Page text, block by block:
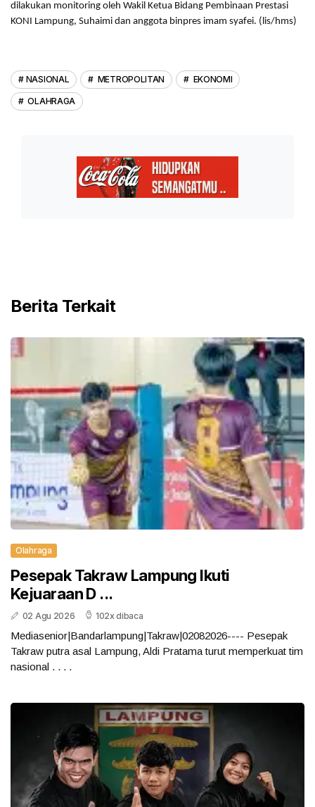
dilakukan monitoring oleh Wakil Ketua Bidang Pembinaan Prestasi
KONI Lampung, Suhaimi dan anggota binpres imam syafei. (lis/hms)
NASIONAL METROPOLITAN EKONOMI
OLAHRAGA
Berita Terkait
Olahraga
Pesepak Takraw Lampung Ikuti
Kejuaraan D ...
02 Agu 2026 102x dibaca
Mediasenior|Bandarlampung|Takraw|02082026---- Pesepak
Takraw putra asal Lampung, Aldi Pratama turut memperkuat tim
nasional . . . .